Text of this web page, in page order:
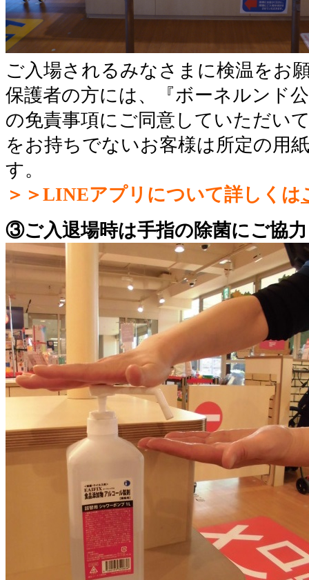
ご入場されるみなさまに検温をお
保護者の方には、『ボーネルンド
の免責事項にご同意していただい
をお持ちでないお客様は所定の用
す。
＞＞LINEアプリについて詳しくは
③ご入退場時は手指の除菌にご協